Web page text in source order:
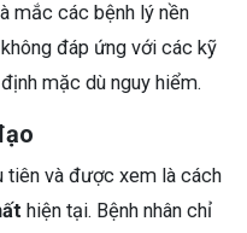
mắc các bệnh lý nền
đáp ứng với các kỹ
mặc dù nguy hiểm.
tiên và được xem là cách
hiện tại. Bệnh nhân chỉ